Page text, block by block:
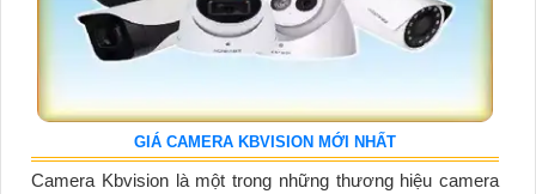
GIÁ CAMERA KBVISION MỚI NHẤT
Camera Kbvision là một trong những thương hiệu camera